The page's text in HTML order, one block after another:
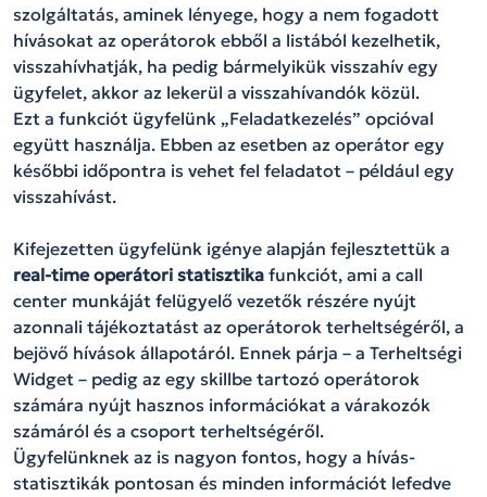
szolgáltatás, aminek lényege, hogy a nem fogadott
hívásokat az operátorok ebből a listából kezelhetik,
visszahívhatják, ha pedig bármelyikük visszahív egy
ügyfelet, akkor az lekerül a visszahívandók közül.
Ezt a funkciót ügyfelünk „Feladatkezelés” opcióval
együtt használja. Ebben az esetben az operátor egy
későbbi időpontra is vehet fel feladatot – például egy
visszahívást.
Kifejezetten ügyfelünk igénye alapján fejlesztettük a
real-time operátori statisztika funkciót, ami a call
center munkáját felügyelő vezetők részére nyújt
azonnali tájékoztatást az operátorok terheltségéről, a
bejövő hívások állapotáról. Ennek párja – a Terheltségi
Widget – pedig az egy skillbe tartozó operátorok
számára nyújt hasznos információkat a várakozók
számáról és a csoport terheltségéről.
Ügyfelünknek az is nagyon fontos, hogy a hívás-
statisztikák pontosan és minden információt lefedve